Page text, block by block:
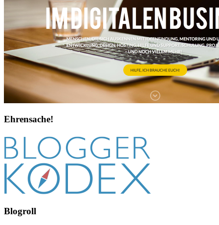
Ehrensache!
Blogroll